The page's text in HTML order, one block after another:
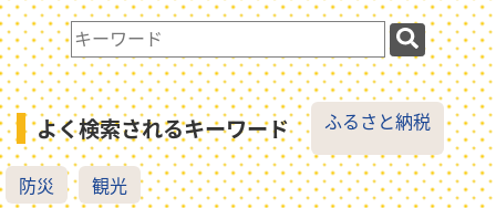
検
索
キ
ー
ワ
ー
ド
よく検索されるキーワード ふるさと納税
防災 観光